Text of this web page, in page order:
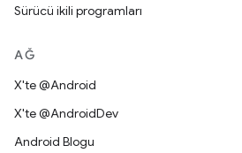
Sürücü ikili programları
AĞ
X'te @Android
X'te @AndroidDev
Android Blogu